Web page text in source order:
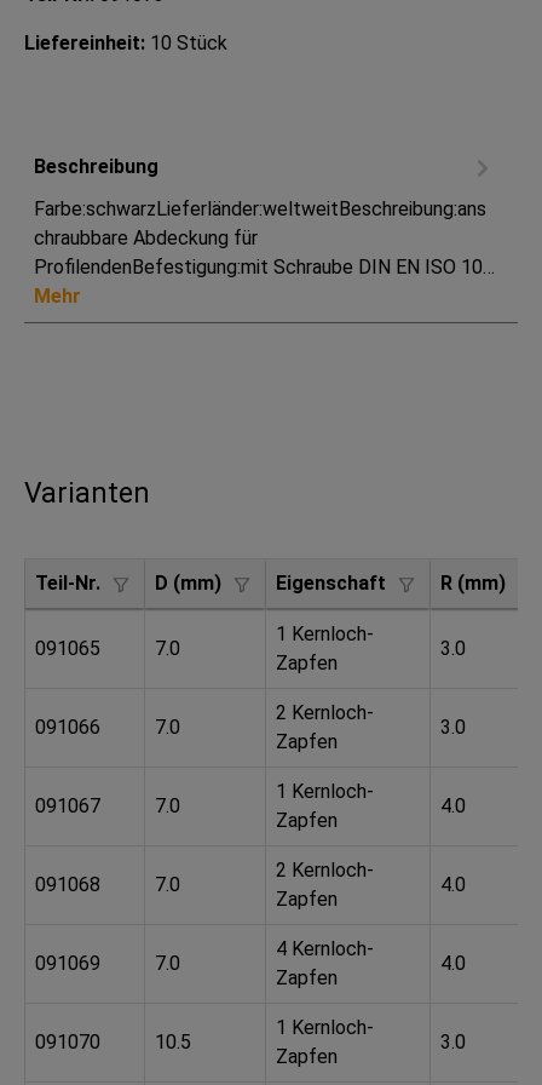
Liefereinheit: 10 Stück
Beschreibung
Farbe:schwarzLieferländer:weltweitBeschreibung:ans
chraubbare Abdeckung für
ProfilendenBefestigung:mit Schraube DIN EN ISO 10…
Mehr
Varianten
Teil-Nr. D (mm) Eigenschaft R (mm)
091065 7.0
1 Kernloch-
Zapfen
3.0
091066 7.0
2 Kernloch-
Zapfen
3.0
091067 7.0
1 Kernloch-
Zapfen
4.0
091068 7.0
2 Kernloch-
Zapfen
4.0
091069 7.0
4 Kernloch-
Zapfen
4.0
091070 10.5
1 Kernloch-
Zapfen
3.0